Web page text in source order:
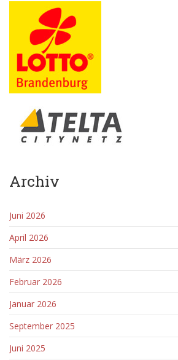
Archiv
Juni 2026
April 2026
März 2026
Februar 2026
Januar 2026
September 2025
Juni 2025